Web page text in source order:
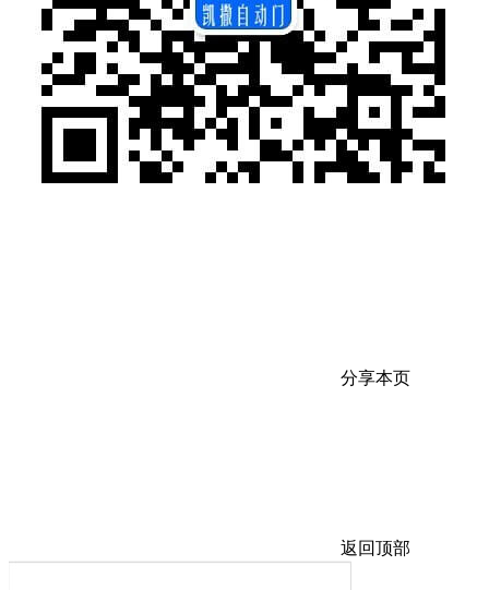
分享本页
返回顶部